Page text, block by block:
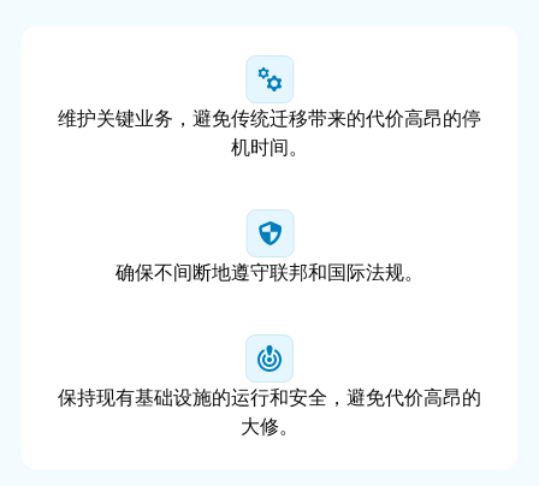
维护关键业务，避免传统迁移带来的代价高昂的停
机时间。
确保不间断地遵守联邦和国际法规。
保持现有基础设施的运行和安全，避免代价高昂的
大修。